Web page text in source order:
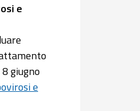
e
giugno
e